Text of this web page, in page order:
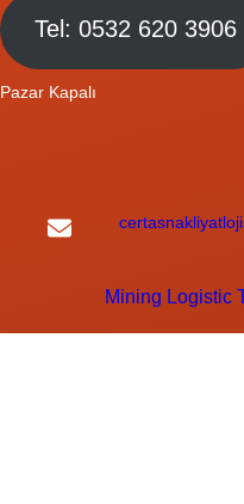
Tel: 0532 620 3906
Pazar Kapalı
Mining Logistic